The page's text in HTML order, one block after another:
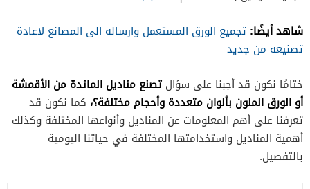
شاهد أيضًا: تجميع الورق المستعمل وارساله الى المصانع لاعادة
تصنيعه من جديد
ختامًا نكون قد أجبنا على سؤالتصنع مناديل المائدة من الأقمشة
أو الورق الملون بألوان متعددة وأحجام مختلفة؟، كما نكون قد
تعرفنا على أهم المعلومات عن المناديل وأنواعها المختلفة وكذلك
أهمية المناديل واستخدامتها المختلفة في حياتنا اليومية
بالتفصيل.